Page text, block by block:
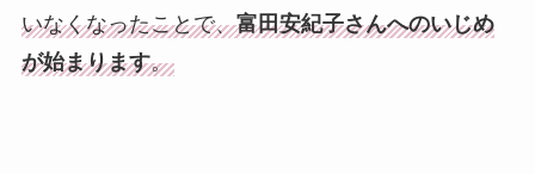
いなくなったことで、富田安紀子さんへのいじめ
が始まります。